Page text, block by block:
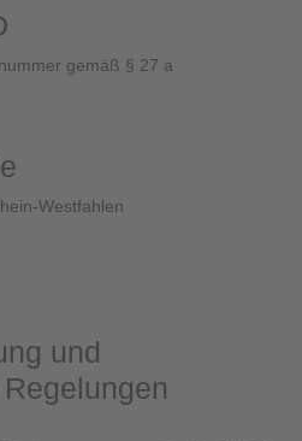
gemäß § 27 a
Westfahlen
und